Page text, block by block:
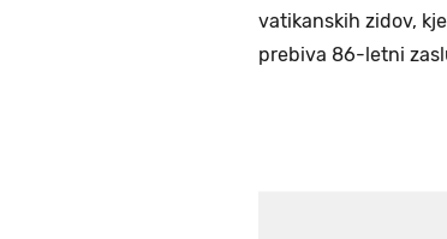
vatikanskih zidov,
prebiva 86-letni